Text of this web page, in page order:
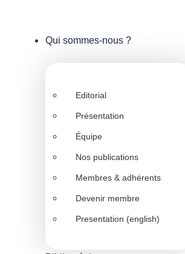
Qui sommes-nous ?
Editorial
Présentation
Équipe
Nos publications
Membres & adhérents
Devenir membre
Presentation (english)